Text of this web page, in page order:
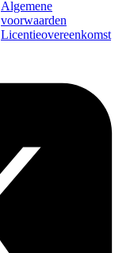
Algemene
voorwaarden
Licentieovereenkomst